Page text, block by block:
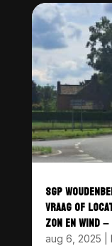
SGP
VRAAG OF
ZON EN WIND –
aug 6, 2025